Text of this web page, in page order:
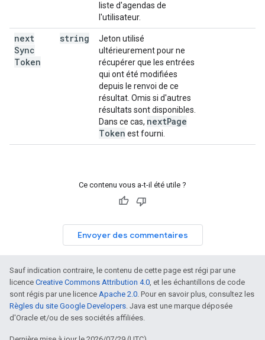
liste d'agendas de
l'utilisateur.
next
Sync
Token
string
Jeton utilisé
ultérieurement pour ne
récupérer que les entrées
qui ont été modifiées
depuis le renvoi de ce
résultat. Omis si d'autres
résultats sont disponibles.
Dans ce cas, nextPage
Token est fourni.
Ce contenu vous a-t-il été utile ?
Envoyer des commentaires
Sauf indication contraire, le contenu de cette page est régi par une
licence Creative Commons Attribution 4.0, et les échantillons de code
sont régis par une licence Apache 2.0. Pour en savoir plus, consultez les
Règles du site Google Developers. Java est une marque déposée
d'Oracle et/ou de ses sociétés affiliées.